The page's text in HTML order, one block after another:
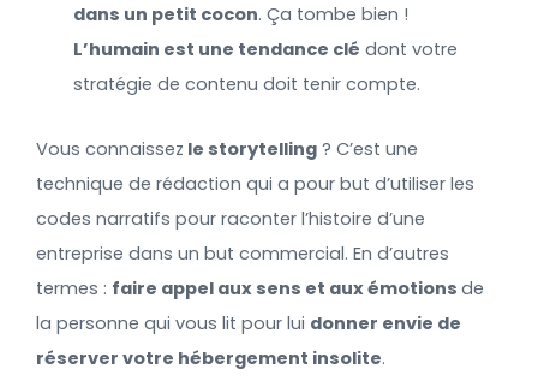
dans un petit cocon. Ça tombe bien !
L’humain est une tendance clé dont votre
stratégie de contenu doit tenir compte.
Vous connaissez le storytelling ? C’est une
technique de rédaction qui a pour but d’utiliser les
codes narratifs pour raconter l’histoire d’une
entreprise dans un but commercial. En d’autres
termes : faire appel aux sens et aux émotions de
la personne qui vous lit pour lui donner envie de
réserver votre hébergement insolite.